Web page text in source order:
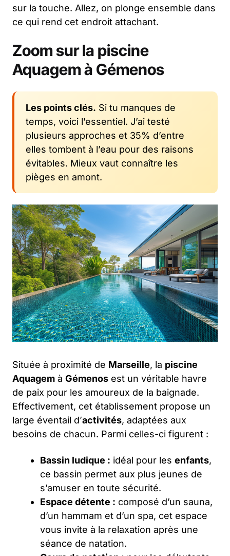
sur la touche. Allez, on plonge ensemble dans
ce qui rend cet endroit attachant.
Zoom sur la piscine
Aquagem à Gémenos
Les points clés. Si tu manques de
temps, voici l’essentiel. J’ai testé
plusieurs approches et 35% d’entre
elles tombent à l’eau pour des raisons
évitables. Mieux vaut connaître les
pièges en amont.
Située à proximité de Marseille, la piscine
Aquagem à Gémenos est un véritable havre
de paix pour les amoureux de la baignade.
Effectivement, cet établissement propose un
large éventail d’activités, adaptées aux
besoins de chacun. Parmi celles-ci figurent :
Bassin ludique : idéal pour les enfants,
ce bassin permet aux plus jeunes de
s’amuser en toute sécurité.
Espace détente : composé d’un sauna,
d’un hammam et d’un spa, cet espace
vous invite à la relaxation après une
séance de natation.